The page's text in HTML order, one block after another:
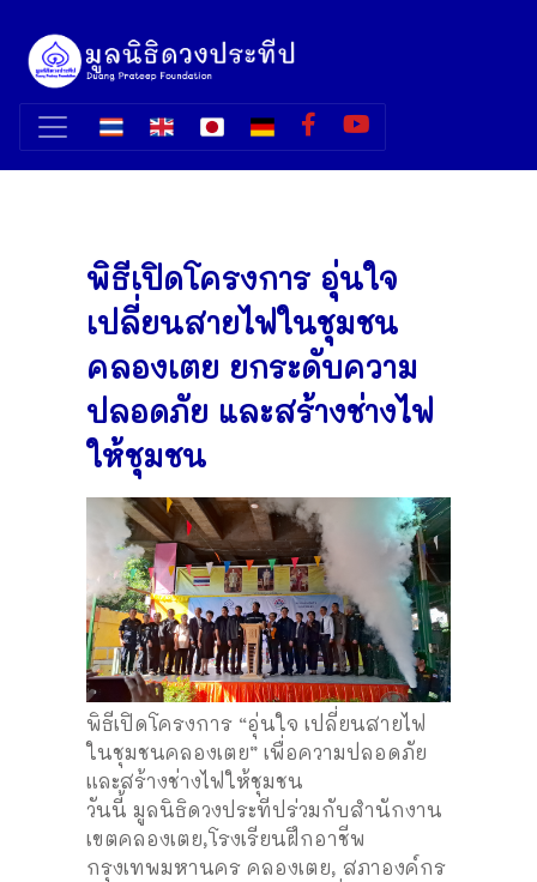
พิธีเปิดโครงการ อุ่นใจ
เปลี่ยนสายไฟในชุมชน
คลองเตย ยกระดับความ
ปลอดภัย และสร้างช่างไฟ
ให้ชุมชน
พิธีเปิดโครงการ “อุ่นใจ เปลี่ยนสายไฟ
ในชุมชนคลองเตย” เพื่อความปลอดภัย
และสร้างช่างไฟให้ชุมชน
วันนี้ มูลนิธิดวงประทีปร่วมกับสำนักงาน
เขตคลองเตย,โรงเรียนฝึกอาชีพ
กรุงเทพมหานคร คลองเตย, สภาองค์กร